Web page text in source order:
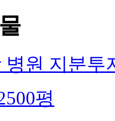
병원 지분투
평